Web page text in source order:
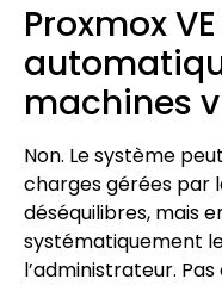
Proxmox
machines
Non. Le système
charges gérées par
déséquilibres, mais
systématiquement
l’administrateur.